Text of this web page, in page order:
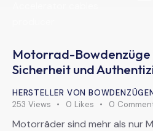
Motorrad-Bowdenzüge
Sicherheit und
HERSTELLER VON
253 Views 0 Likes 0
Motorräder sind mehr als nur